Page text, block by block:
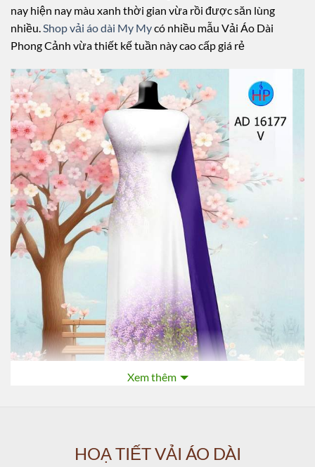
nay hiện nay màu xanh thời gian vừa rồi được săn lùng
nhiều.Shop vải áo dài My Mycó nhiều mẫu Vải Áo Dài
Phong Cảnh vừa thiết kế tuần này cao cấp giá rẻ
Xem thêm
HOẠ TIẾT VẢI ÁO DÀI